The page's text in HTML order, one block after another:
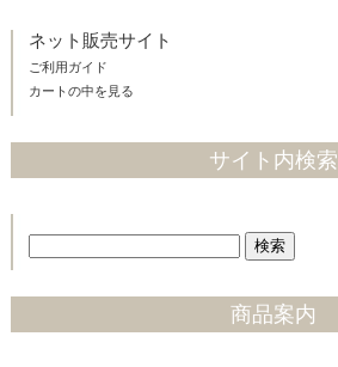
ネット販売サイト
ご利用ガイド
カートの中を見る
サイト内検索
商品案内